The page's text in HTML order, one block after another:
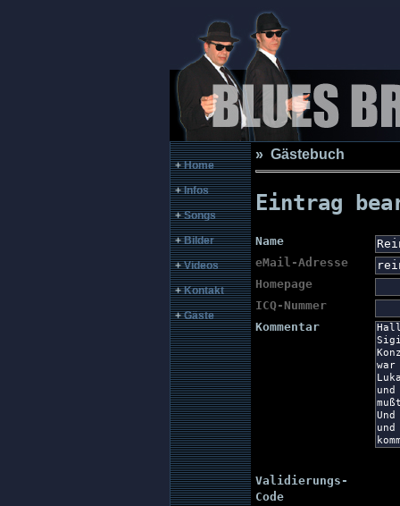
+Home
+Infos
+Songs
+Bilder
+Videos
+Kontakt
+Gäste
» Gästebuch
Eintrag
Name
eMail-Adresse
Homepage
ICQ-Nummer
Kommentar
Validierungs-
Code